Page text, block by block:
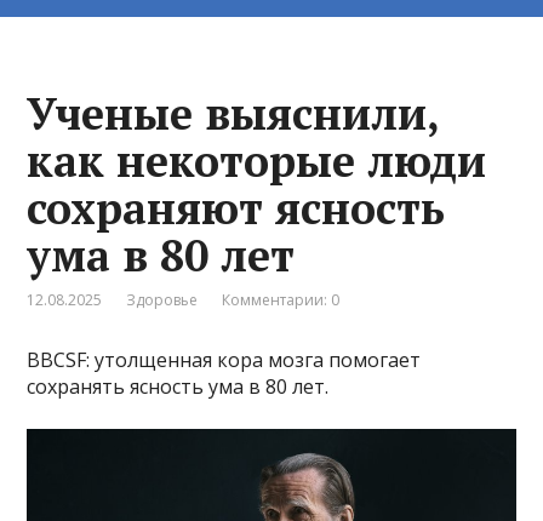
Ученые выяснили,
как некоторые люди
сохраняют ясность
ума в 80 лет
12.08.2025 Здоровье Комментарии: 0
BBCSF: утолщенная кора мозга помогает
сохранять ясность ума в 80 лет.